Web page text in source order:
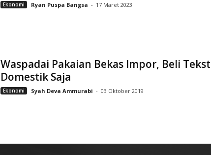
Ekonomi Ryan Puspa Bangsa - 17 Maret 2023
Waspadai Pakaian Bekas Impor, Beli
Domestik Saja
Ekonomi Syah Deva Ammurabi - 03 Oktober 2019